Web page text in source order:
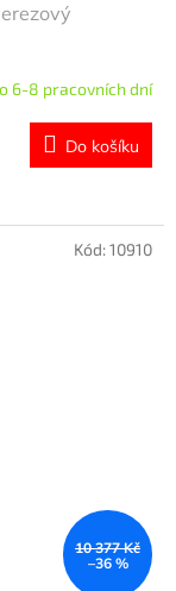
6-8 pracovních dní
Do košíku
10 377 Kč
–36 %
Kód:10910